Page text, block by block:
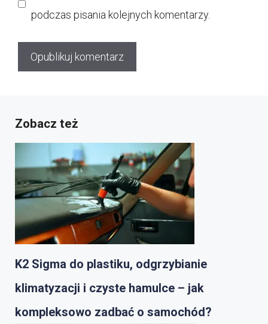
podczas pisania kolejnych komentarzy.
Zobacz też
K2 Sigma do plastiku, odgrzybianie
klimatyzacji i czyste hamulce – jak
kompleksowo zadbać o samochód?